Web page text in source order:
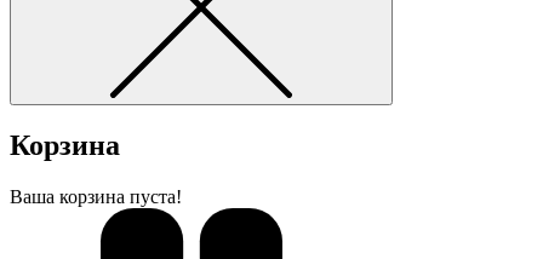
Корзина
Ваша корзина пуста!